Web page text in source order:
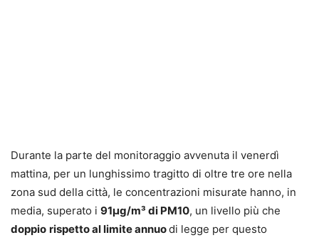
Durante la parte del monitoraggio avvenuta il venerdì
mattina, per un lunghissimo tragitto di oltre tre ore nella
zona sud della città, le concentrazioni misurate hanno, in
media, superato i 91μg/m³ di PM10, un livello più che
doppio rispetto al limite annuodi legge per questo